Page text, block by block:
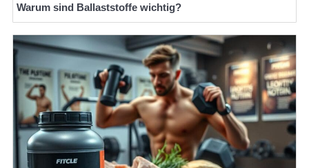
Warum sind Ballaststoffe wichtig?